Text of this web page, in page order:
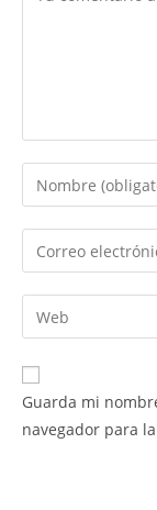
Introduce
tu
nombre
de
usuario
para
comentar
Introduce
tu
dirección
de
electrónico
para
comentar
Introduce
la
URL
de
Guarda mi
navegador para